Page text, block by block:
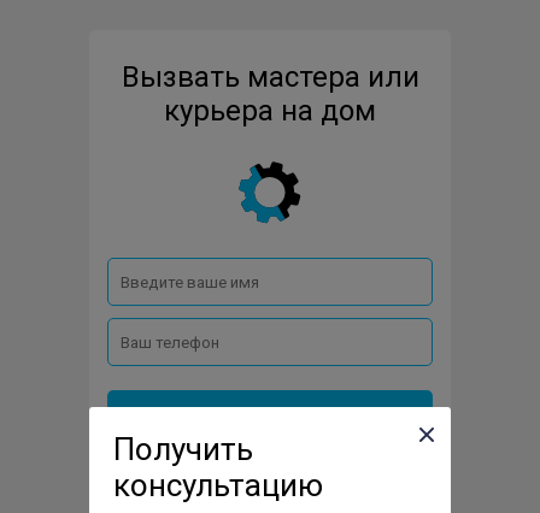
Ремонт отпаривателей
Вызвать мастера или
курьера на дом
Отправить заявку
Получить
консультацию